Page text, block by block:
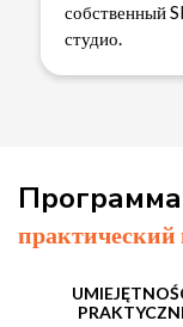
собственный
студио.
Программа
практический